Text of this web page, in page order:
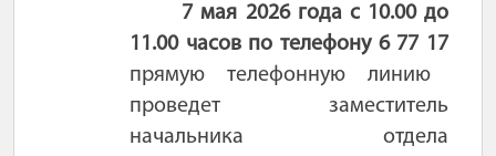
7 мая 2026 года с 10.00 до
11.00 часов по телефону 6 77 17
прямую телефонную линию
проведет заместитель
начальника отдела